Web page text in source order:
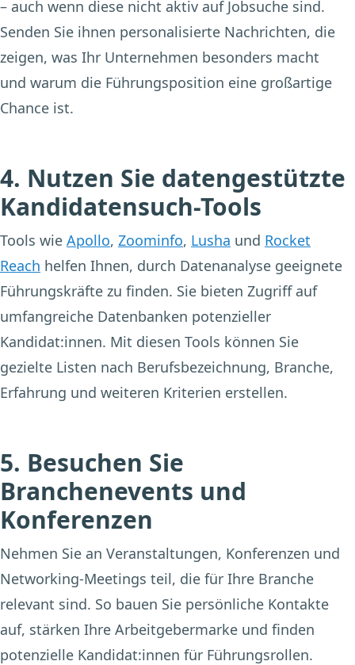
– auch wenn diese nicht aktiv auf Jobsuche sind.
Senden Sie ihnen personalisierte Nachrichten, die
zeigen, was Ihr Unternehmen besonders macht
und warum die Führungsposition eine großartige
Chance ist.
4. Nutzen Sie datengestützte
Kandidatensuch-Tools
Tools wie Apollo, Zoominfo, Lusha und Rocket
Reach helfen Ihnen, durch Datenanalyse geeignete
Führungskräfte zu finden. Sie bieten Zugriff auf
umfangreiche Datenbanken potenzieller
Kandidat:innen. Mit diesen Tools können Sie
gezielte Listen nach Berufsbezeichnung, Branche,
Erfahrung und weiteren Kriterien erstellen.
5. Besuchen Sie
Branchenevents und
Konferenzen
Nehmen Sie an Veranstaltungen, Konferenzen und
Networking-Meetings teil, die für Ihre Branche
relevant sind. So bauen Sie persönliche Kontakte
auf, stärken Ihre Arbeitgebermarke und finden
potenzielle Kandidat:innen für Führungsrollen.